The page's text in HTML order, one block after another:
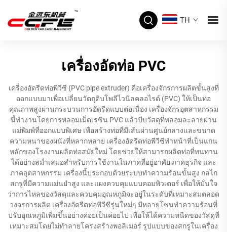
TH
เครื่องอัดท่อ PVC
เครื่องอัดรีดท่อพีวีซี (PVC pipe extruder) คือเครื่องจักรการผลิตขั้นสูงที่
ออกแบบมาเพื่อเปลี่ยนวัตถุดิบโพลีไวนิลคลอไรด์ (PVC) ให้เป็นท่อ
คุณภาพสูงผ่านกระบวนการอัดรีดแบบต่อเนื่อง เครื่องจักรอุตสาหกรรม
นี้ทำงานโดยการหลอมเม็ดเรซิน PVC แล้วบีบวัสดุที่หลอมละลายผ่าน
แม่พิมพ์ที่ออกแบบพิเศษ เพื่อสร้างท่อที่มีเส้นผ่านศูนย์กลางและขนาด
ความหนาของผนังที่หลากหลาย เครื่องอัดรีดท่อพีวีซีทำหน้าที่เป็นแกน
หลักของโรงงานผลิตท่อสมัยใหม่ โดยช่วยให้สามารถผลิตท่อที่ทนทาน
ได้อย่างสม่ำเสมอสำหรับการใช้งานในภาคที่อยู่อาศัย ภาคธุรกิจ และ
ภาคอุตสาหกรรม เครื่องนี้ประกอบด้วยระบบทำความร้อนขั้นสูง กลไก
สกรูที่มีความแม่นยำสูง และแผงควบคุมแบบคอมพิวเตอร์ เพื่อให้มั่นใจ
ว่าการไหลของวัสดุและควบคุมอุณหภูมิจะอยู่ในระดับที่เหมาะสมตลอด
วงจรการผลิต เครื่องอัดรีดท่อพีวีซีรุ่นใหม่ๆ มีหลายโซนทำความร้อนที่
ปรับอุณหภูมิเพิ่มขึ้นอย่างค่อยเป็นค่อยไป เพื่อให้ได้ความหนืดของวัสดุที่
เหมาะสมโดยไม่ทำลายโครงสร้างพอลิเมอร์ รูปแบบของสกรูในเครื่อง